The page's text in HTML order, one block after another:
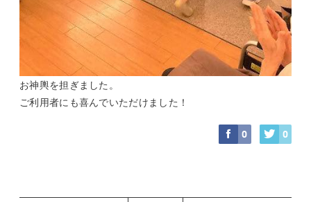
お神輿を担ぎました。
ご利用者にも喜んでいただけました！
0 0